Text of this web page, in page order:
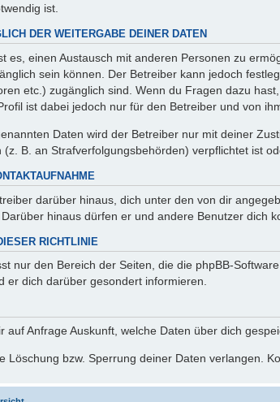
ist.
DER WEITERGABE DEINER DATEN
es, einen Austausch mit anderen Personen zu
sein können. Der Betreiber kann jedoch
etc.) zugänglich sind. Wenn du Fragen dazu
ist dabei jedoch nur für den Betreiber und von
Daten wird der Betreiber nur mit deiner
B. an Strafverfolgungsbehörden) verpflichtet ist
darüber hinaus, dich unter den von dir
hinaus dürfen er und andere Benutzer dich
RICHTLINIE
nur den Bereich der Seiten, die die phpBB-
er dich darüber gesondert informieren.
auf Anfrage Auskunft, welche Daten über dich
Löschung bzw. Sperrung deiner Daten verlangen.